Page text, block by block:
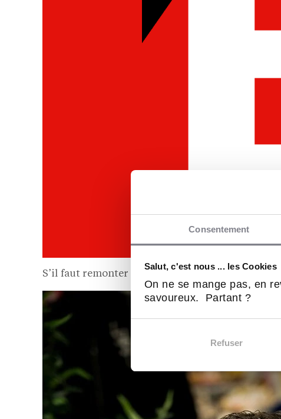
Consentement
Salut, c'est nous ... les Cookies
On ne se mange pas, en
savoureux. Partant ?
Refuser
S’il faut remonter à l’origine ?